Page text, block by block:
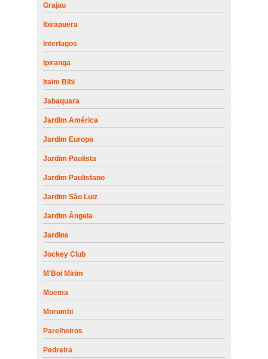
Grajau
Ibirapuera
Interlagos
Ipiranga
Itaim Bibi
Jabaquara
Jardim América
Jardim Europa
Jardim Paulista
Jardim Paulistano
Jardim São Luiz
Jardim Ângela
Jardins
Jockey Club
M'Boi Mirim
Moema
Morumbi
Parelheiros
Pedreira